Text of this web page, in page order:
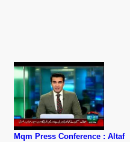
Mqm Press Conference : Altaf